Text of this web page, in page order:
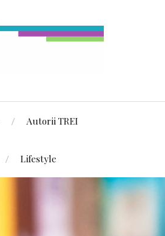
Autorii TREI
Lifestyle